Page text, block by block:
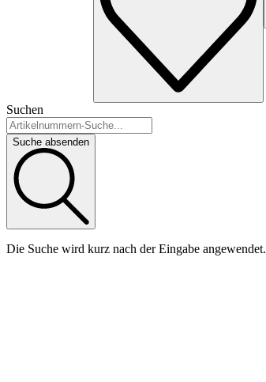
Suchen
Suche absenden
Die Suche wird kurz nach der Eingabe angewendet.